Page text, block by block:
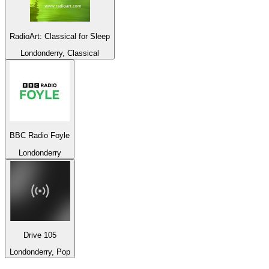
RadioArt: Classical for Sleep
Londonderry, Classical
BBC Radio Foyle
Londonderry
Drive 105
Londonderry, Pop